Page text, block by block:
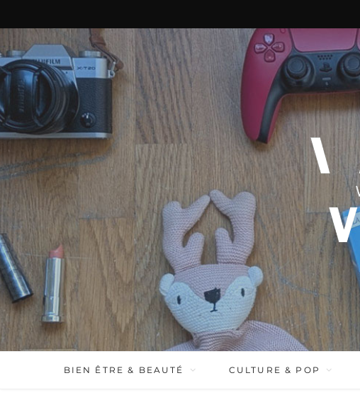
BIEN ÊTRE & BEAUTÉ CULTURE & POP